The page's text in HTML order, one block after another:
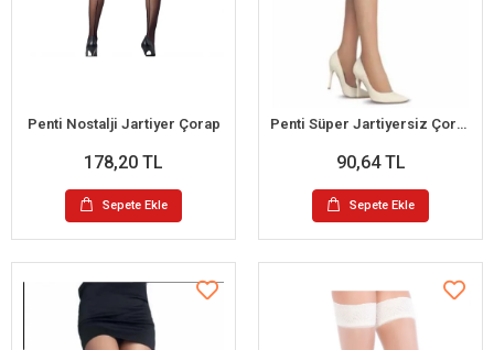
Penti Nostalji Jartiyer Çorap
178,20 TL
Sepete Ekle
Penti Süper Jartiyersiz Çorap
90,64 TL
Sepete Ekle